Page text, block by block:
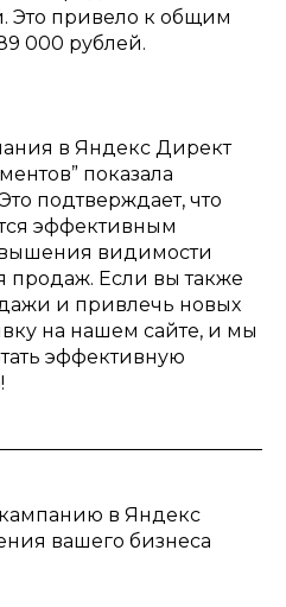
Это привело к общим
000 рублей.
в Яндекс Директ
показала
подтверждает, что
эффективным
видимости
продаж. Если вы также
и привлечь новых
на нашем сайте, и мы
эффективную
в Яндекс
вашего бизнеса